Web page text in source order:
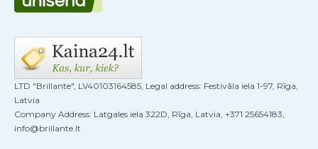
LTD "Brillante", LV40103164585, Legal address: Festivāla iela 1-97, Rīga,
Latvia
Company Address: Latgales iela 322D, Rīga, Latvia, +371 25654183,
info@brillante.lt